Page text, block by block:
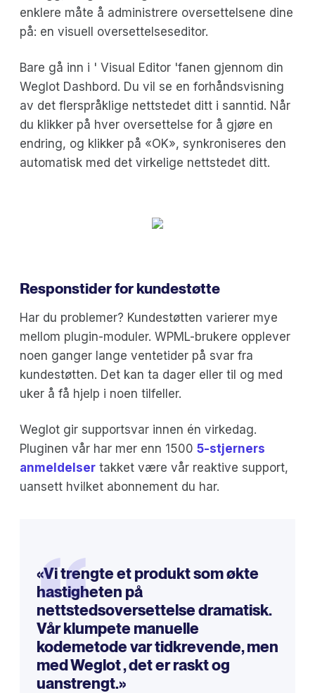
enklere måte å administrere oversettelsene dine
på: en visuell oversettelseseditor.
Bare gå inn i ' Visual Editor 'fanen gjennom din
Weglot Dashbord. Du vil se en forhåndsvisning
av det flerspråklige nettstedet ditt i sanntid. Når
du klikker på hver oversettelse for å gjøre en
endring, og klikker på «OK», synkroniseres den
automatisk med det virkelige nettstedet ditt.
Responstider for kundestøtte
Har du problemer? Kundestøtten varierer mye
mellom plugin-moduler. WPML-brukere opplever
noen ganger lange ventetider på svar fra
kundestøtten. Det kan ta dager eller til og med
uker å få hjelp i noen tilfeller.
Weglot gir supportsvar innen én virkedag.
Pluginen vår har mer enn 1500 5-stjerners
anmeldelser takket være vår reaktive support,
uansett hvilket abonnement du har.
«Vi trengte et produkt som økte
hastigheten på
nettstedsoversettelse dramatisk.
Vår klumpete manuelle
kodemetode var tidkrevende, men
med Weglot , det er raskt og
uanstrengt.»
“